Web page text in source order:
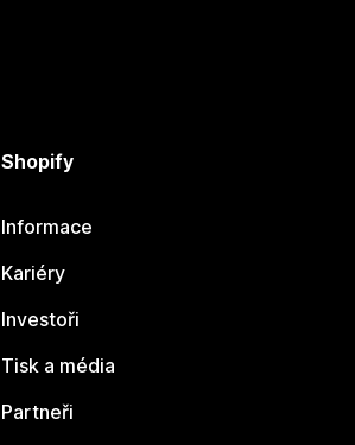
Shopify
Informace
Kariéry
Investoři
Tisk a média
Partneři